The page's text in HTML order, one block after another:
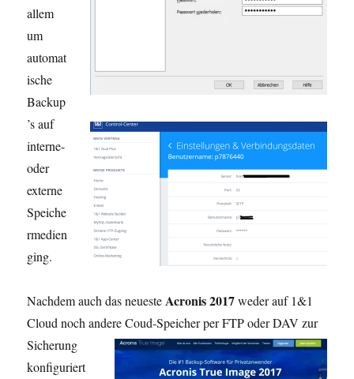
allem
um
automat
ische
Backup
’s auf
interne-
oder
externe
Speiche
rmedien
ging.
Nachdem auch das neueste Acronis 2017weder auf 1&1
Cloud noch andere Coud-Speicher per FTP oder DAV zur
Sicherung
konfiguriert